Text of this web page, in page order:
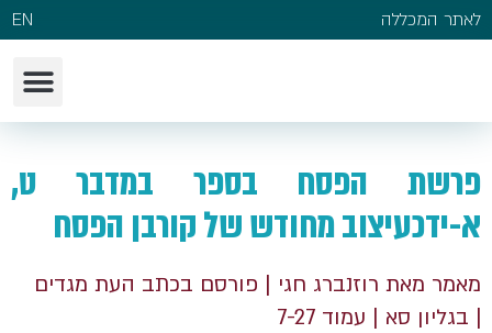
לאתר המכללה EN
פרשת הפסח בספר במדבר ט,
א-ידכעיצוב מחודש של קורבן הפסח
מאמר מאת רוזנברג חגי | פורסם בכתב העת מגדים
| בגליון סא | עמוד 7-27